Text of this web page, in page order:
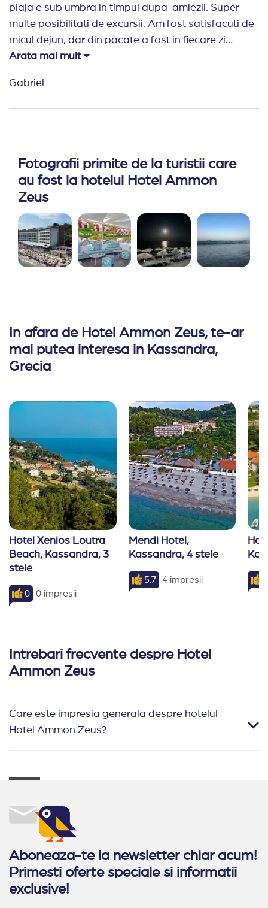
plaja e sub umbra in timpul dupa-amiezii. Super
multe posibilitati de excursii. Am fost satisfacuti de
micul dejun, dar din pacate a fost in fiecare zi
acelasi.
Recomand Travelplanner:
asa ca ne-am bazat pe sfatul vostru si se pare ca
Arata mai mult
Gabriel
Fotografii primite de la turistii care
au fost la hotelul Hotel Ammon
Zeus
In afara de Hotel Ammon Zeus, te-ar
mai putea interesa in Kassandra,
Grecia
Hotel Xenios Loutra
Beach, Kassandra, 3
stele
0 0 impresii
Mendi Hotel,
Kassandra, 4 stele
5.7 4 impresii
Intrebari frecvente despre Hotel
Ammon Zeus
Care este impresia generala despre hotelul
Hotel Ammon Zeus?
Aboneaza-te la newsletter chiar acum!
Primesti oferte speciale si informatii
exclusive!